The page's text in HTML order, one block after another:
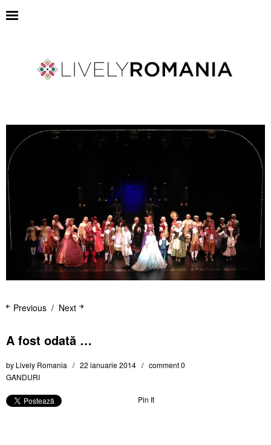
Next
Previous
A fost odată …
by Lively Romania 22 ianuarie 2014
comment 0
GȂNDURI
Pin It